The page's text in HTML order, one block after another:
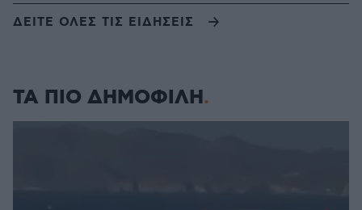
ΔΕΙΤΕ ΟΛΕΣ ΤΙΣ ΕΙΔΗΣΕΙΣ
ΤΑ ΠΙΟ ΔΗΜΟΦΙΛΗ